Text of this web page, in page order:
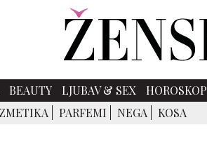
BEAUTY LJUBAV & SEX HOROSKOP
PARFEMI NEGA KOSA